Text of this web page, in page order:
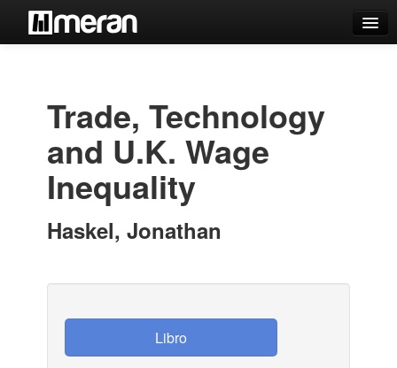
Estantes Virtuales
Contacto
Trade, Technology
and U.K. Wage
Inequality
Haskel, Jonathan